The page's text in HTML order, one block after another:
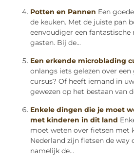
Potten en Pannen Een
de keuken. Met de juiste pan
eenvoudiger een
gasten. Bij de...
Een erkende microblading
onlangs iets gelezen over
cursus? Of heeft iemand in
gewezen op het bestaan van
Enkele dingen die je moet
met kinderen in dit land
moet weten over fietsen met
Nederland zijn fietsen de way
namelijk de...